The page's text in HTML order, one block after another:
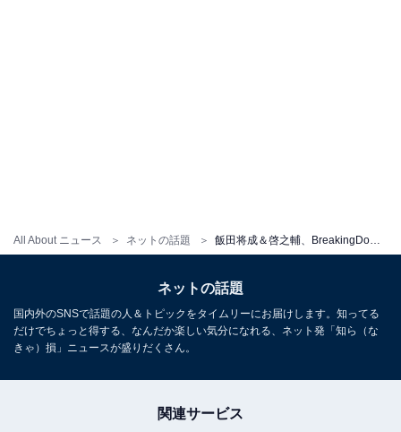
All About ニュース ネットの話題
ネットの話題
国内外のSNSで話題の人＆トピックをタイムリーにお届けします。知ってる
だけでちょっと得する、なんだか楽しい気分になれる、ネット発「知ら（な
きゃ）損」ニュースが盛りだくさん。
関連サービス